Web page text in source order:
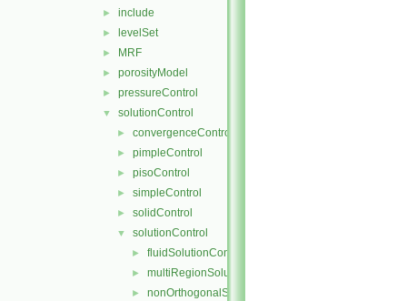
► include
► levelSet
► MRF
► porosityModel
► pressureControl
▼ solutionControl
► convergenceControl
► pimpleControl
► pisoControl
► simpleControl
► solidControl
▼ solutionControl
► fluidSolutionControl
► multiRegionSolutionControl
► nonOrthogonalSolutionControl